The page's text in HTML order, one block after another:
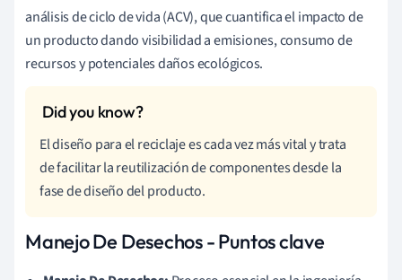
análisis de ciclo de vida (ACV), que cuantifica el impacto de
un producto dando visibilidad a emisiones, consumo de
recursos y potenciales daños ecológicos.
El diseño para el reciclaje es cada vez más vital y trata
de facilitar la reutilización de componentes desde la
fase de diseño del producto.
Manejo De Desechos - Puntos clave